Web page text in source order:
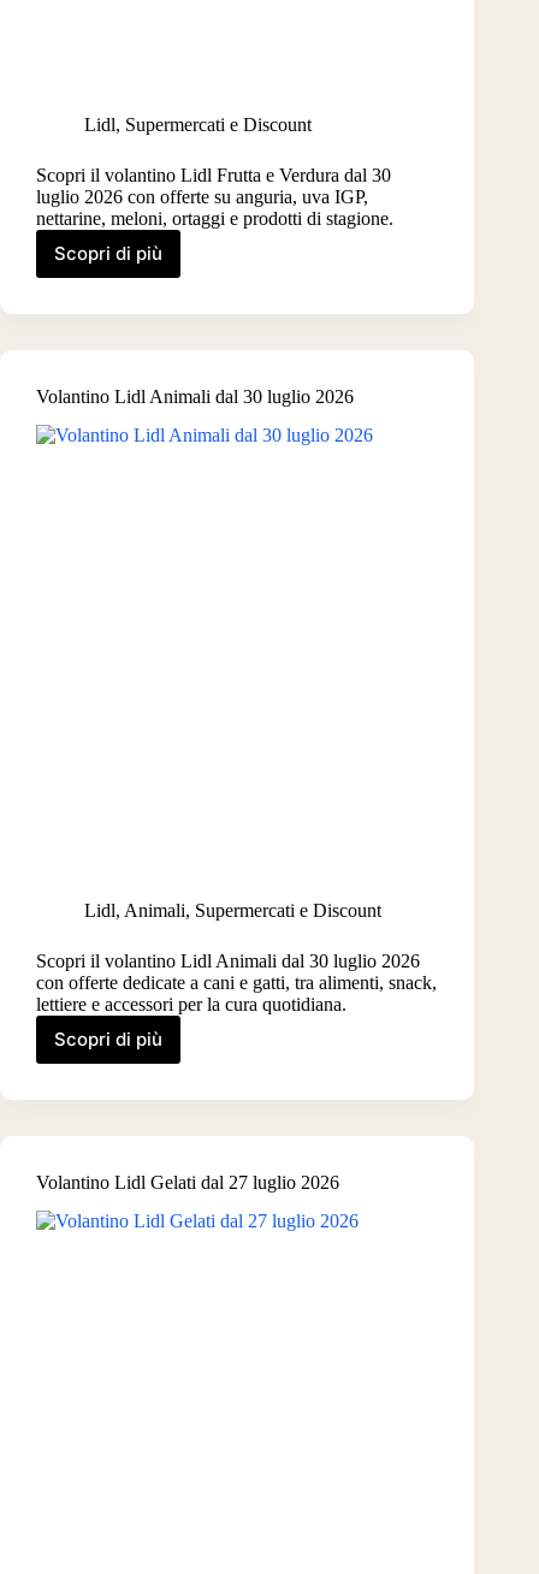
Lidl, Supermercati e Discount
Scopri il volantino Lidl Frutta e Verdura dal 30
luglio 2026 con offerte su anguria, uva IGP,
nettarine, meloni, ortaggi e prodotti di stagione.
Scopri di più
Volantino
Lidl
Frutta
Verdura
30
luglio
2026
Volantino Lidl Animali dal 30 luglio 2026
Lidl, Animali, Supermercati e Discount
Scopri il volantino Lidl Animali dal 30 luglio 2026
con offerte dedicate a cani e gatti, tra alimenti, snack,
lettiere e accessori per la cura quotidiana.
Scopri di più
Volantino
Animali
30
2026
Volantino Lidl Gelati dal 27 luglio 2026